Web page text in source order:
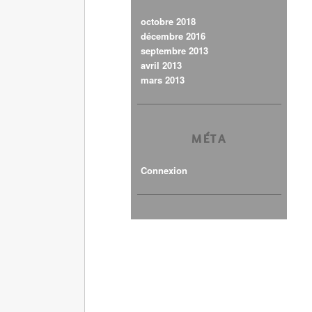
octobre 2018
décembre 2016
septembre 2013
avril 2013
mars 2013
MÉTA
Connexion